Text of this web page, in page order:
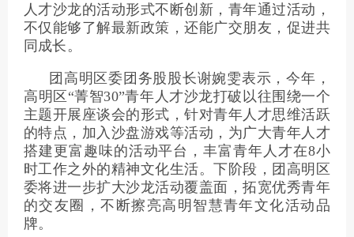
人才沙龙的活动形式不断创新，青年通过活动，
不仅能够了解最新政策，还能广交朋友，促进共
同成长。
团高明区委团务股股长谢婉雯表示，今年，
高明区“菁智30”青年人才沙龙打破以往围绕一个
主题开展座谈会的形式，针对青年人才思维活跃
的特点，加入沙盘游戏等活动，为广大青年人才
搭建更富趣味的活动平台，丰富青年人才在8小
时工作之外的精神文化生活。下阶段，团高明区
委将进一步扩大沙龙活动覆盖面，拓宽优秀青年
的交友圈，不断擦亮高明智慧青年文化活动品
牌。